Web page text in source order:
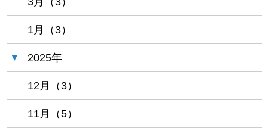
1月（3）
2025年
12月（3）
11月（5）